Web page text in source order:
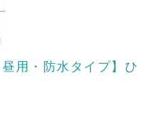
用・防水タイプ】ひ